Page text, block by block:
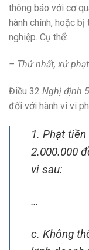
thông báo với cơ
hành chính, hoặc
nghiệp. Cụ thể:
– Thứ nhất, xử
Điều 32 Nghị định
đối với hành vi vi
1. Phạt
2.000.000
vi sau:
…
c. Không